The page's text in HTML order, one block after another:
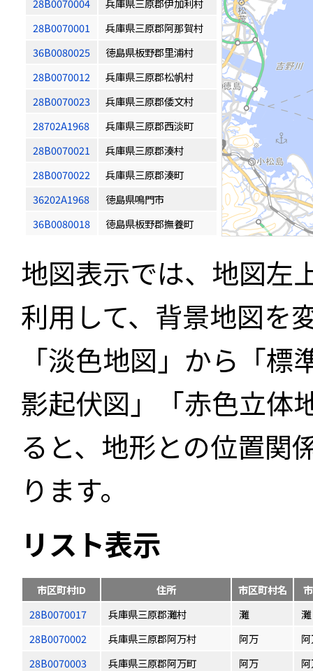
28B0070004
兵庫県三原郡伊加利村
28B0070001
兵庫県三原郡阿那賀村
36B0080025
徳島県板野郡里浦村
28B0070012
兵庫県三原郡松帆村
28B0070023
兵庫県三原郡倭文村
28702A1968
兵庫県三原郡西淡町
28B0070021
兵庫県三原郡湊村
28B0070022
兵庫県三原郡湊町
36202A1968
徳島県鳴門市
36B0080018
徳島県板野郡撫養町
地図表示では、地図左
利用して、背景地図を
「淡色地図」から「
影起伏図」「赤色立体
ると、地形との位置関
ります。
リスト表示
市区町村ID 住所 市区町村名
28B0070017
兵庫県三原郡灘村 灘
灘
28B0070002
兵庫県三原郡阿万村 阿万
28B0070003
兵庫県三原郡阿万町 阿万